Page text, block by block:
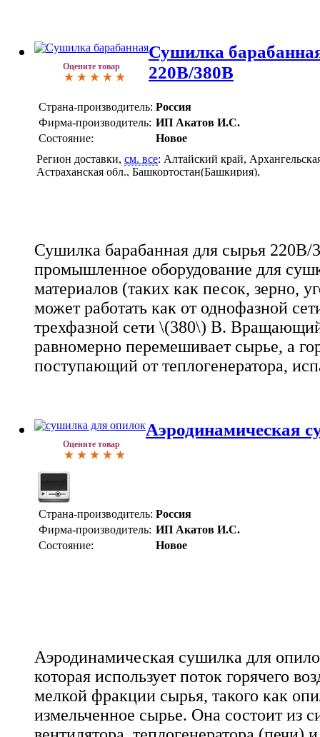
Оцените товар
Сушилка
220В/380В
Страна-производитель: Россия
Фирма-производитель: ИП Акатов И.С.
Состояние:
Новое
Регион доставки, см. все: Алтайский край,
Астраханская обл., Башкортостан(Башкирия),
Красноярский край, Курганская обл., Курская обл.,
Москва и Московская обл., Мурманская обл.,
Омская обл., Орловская обл., Пензенская обл.,
Псковская обл., Ростовская обл., Рязанская обл.,
Санкт-Петербург и Ленинградская обл., Саратовская
Свердловская обл., Смоленская обл., Ставропольский
Тамбовская обл., Татарстан, Томская обл., Тульская
обл., Удмуртия, Ульяновская обл., Челябинская обл.,
обл., Крым AP, Новгородская обл.
Сушилка барабанная для сырья 220В/
промышленное оборудование для
материалов (таких как песок, зерно,
может работать как от однофазной
трехфазной сети \(380\) В.
равномерно перемешивает сырье, а
поступающий от теплогенератора,
Оцените товар
Аэродинамическая
Страна-производитель: Россия
Фирма-производитель: ИП Акатов И.С.
Состояние:
Новое
Аэродинамическая сушилка для
которая использует поток горячего
мелкой фракции сырья, такого как
измельченное сырье. Она состоит из